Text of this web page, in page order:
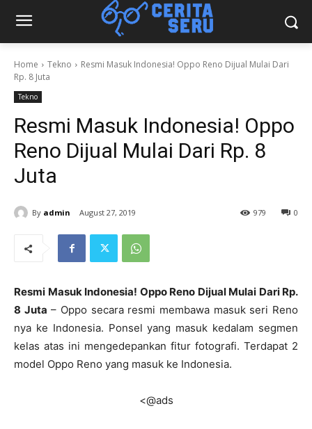
Home Tekno
Resmi Masuk Indonesia! Oppo Reno Dijual Mulai Dari
Rp. 8 Juta
Tekno
Resmi Masuk Indonesia! Oppo
Reno Dijual Mulai Dari Rp. 8
Juta
By admin August 27, 2019 0
979
Resmi Masuk Indonesia! Oppo Reno Dijual Mulai Dari Rp.
8 Juta – Oppo secara resmi membawa masuk seri Reno
nya ke Indonesia. Ponsel yang masuk kedalam segmen
kelas atas ini mengedepankan fitur fotografi. Terdapat 2
model Oppo Reno yang masuk ke Indonesia.
<@ads